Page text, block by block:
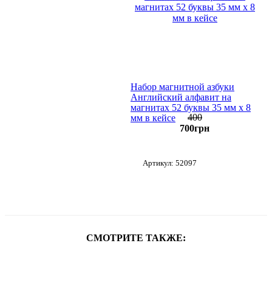
Набор магнитной азбуки
Английский алфавит на
магнитах 52 буквы 35 мм х 8
мм в кейсе
400
700грн
Артикул: 52097
СМОТРИТЕ ТАКЖЕ: